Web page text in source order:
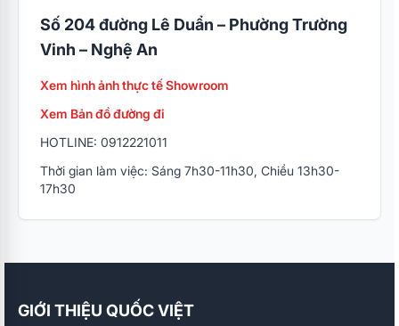
Số 204 đường Lê Duẩn – Phường Trường
Vinh – Nghệ An
Xem hình ảnh thực tế Showroom
Xem Bản đồ đường đi
HOTLINE: 0912221011
Thời gian làm việc: Sáng 7h30-11h30, Chiều 13h30-
17h30
GIỚI THIỆU QUỐC VIỆT